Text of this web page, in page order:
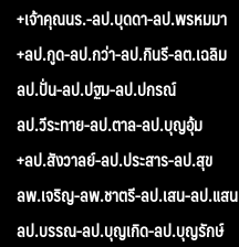
+เจ้าคุณนร.-ลป.บุดดา-ลป.พรหมมา
+ลป.กูด-ลป.กว่า-ลป.กินรี-ลต.เฉลิม
ลป.ปั่น-ลป.ปฐม-ลป.ปกรณ์
ลป.วีระทาย-ลป.ตาล-ลป.บุญอุ้ม
+ลป.สังวาลย์-ลป.ประสาร-ลป.สุข
ลพ.เจริญ-ลพ.ชาตรี-ลป.เสน-ลป.แสน
ลป.บรรณ-ลป.บุญเกิด-ลป.บุญรักษ์